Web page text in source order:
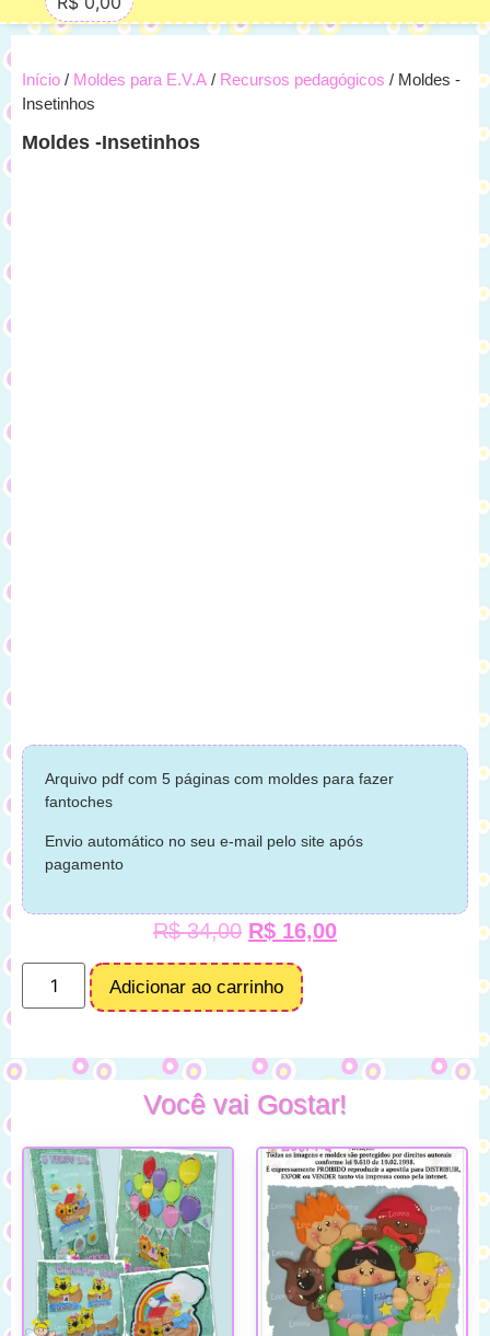
Início / Moldes para E.V.A / Recursos pedagógicos / Moldes -
Insetinhos
Moldes -Insetinhos
Arquivo pdf com 5 páginas com moldes para fazer
fantoches
Envio automático no seu e-mail pelo site após
pagamento
R$34,00 R$ 16,00
Adicionar ao carrinho
Você vai Gostar!